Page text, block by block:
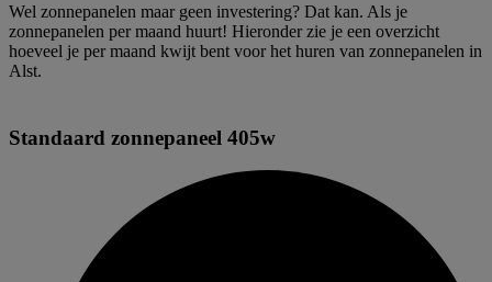
Wel zonnepanelen maar geen investering? Dat kan. Als je
zonnepanelen per maand huurt! Hieronder zie je een overzicht
hoeveel je per maand kwijt bent voor het huren van zonnepanelen in
Alst.
Standaard zonnepaneel 405w